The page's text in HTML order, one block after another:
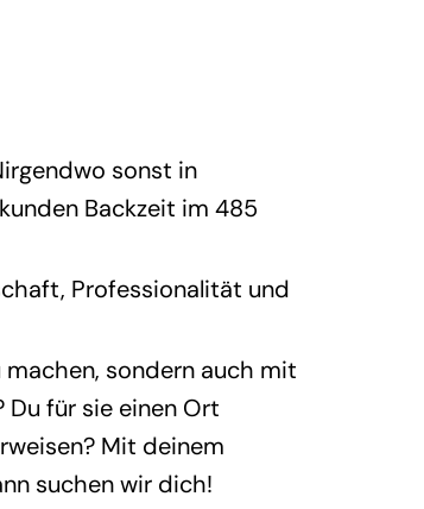
sonst in
Backzeit im 485
Professionalität und
sondern auch mit
für sie einen Ort
Mit deinem
suchen wir dich!